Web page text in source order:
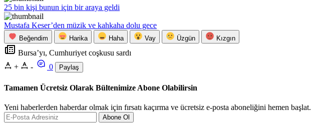
25 bin kişi bunun için bir araya geldi
Mustafa Keser’den müzik ve kahkaha dolu gece
Beğendim Harika Haha Vay Üzgün Kızgın
Bursa’yı, Cumhuriyet coşkusu sardı
+
- 0 Paylaş
Tamamen Ücretsiz Olarak Bültenimize Abone Olabilirsin
Yeni haberlerden haberdar olmak için fırsatı kaçırma ve ücretsiz e-posta aboneliğini hemen başlat.
Abone Ol